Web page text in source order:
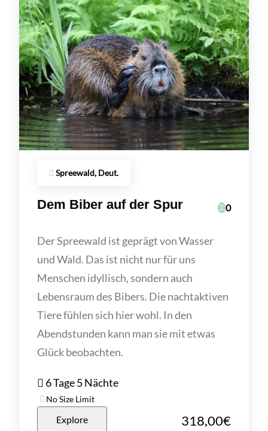
Spreewald, Deut.
Dem Biber auf der Spur 0
Der Spreewald ist geprägt von Wasser
und Wald. Das ist nicht nur für uns
Menschen idyllisch, sondern auch
Lebensraum des Bibers. Die nachtaktiven
Tiere fühlen sich hier wohl. In den
Abendstunden kann man sie mit etwas
Glück beobachten.
6 Tage 5 Nächte
No Size Limit
Explore 318,00€